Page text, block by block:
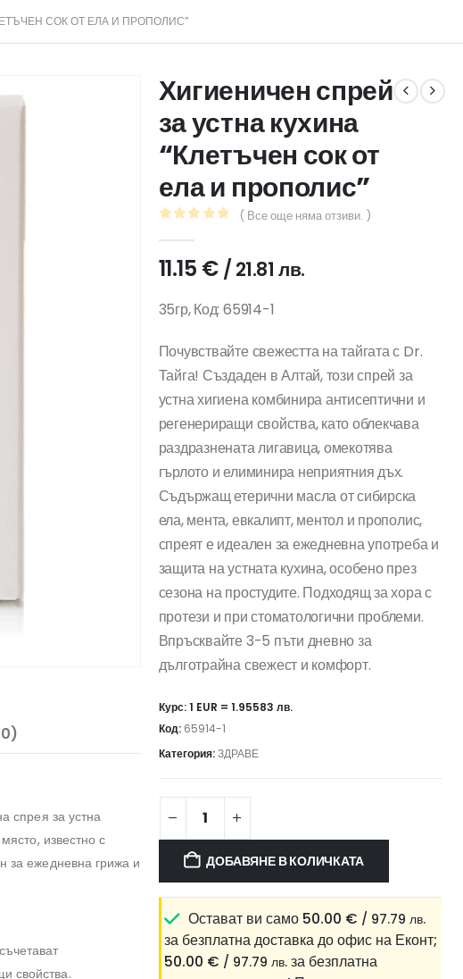
СОК ОТ ЕЛА И ПРОПОЛИС”
спрея за устна
известно с
за ежедневна грижа и
свойства.
Хигиеничен спрей
за устна кухина
“Клетъчен сок от
ела и прополис”
( Все още няма отзиви. )
11.15 € / 21.81 лв.
35гр, Код: 65914-1
Почувствайте свежестта на тайгата с Dr.
Тайга! Създаден в Алтай, този спрей за
устна хигиена комбинира антисептични и
регенериращи свойства, като облекчава
раздразнената лигавица, омекотява
гърлото и елиминира неприятния дъх.
Съдържащ етерични масла от сибирска
ела, мента, евкалипт, ментол и прополис,
спреят е идеален за ежедневна употреба и
защита на устната кухина, особено през
сезона на простудите. Подходящ за хора с
протези и при стоматологични проблеми.
Впръсквайте 3-5 пъти дневно за
дълготрайна свежест и комфорт.
Курс: 1 EUR = 1.95583 лв.
Код: 65914-1
Категория:ЗДРАВЕ
ДОБАВЯНЕ В КОЛИЧКАТА
Остават ви само 50.00 € / 97.79 лв.
за безплатна доставка до офис на Еконт;
50.00 € / 97.79 лв. за безплатна